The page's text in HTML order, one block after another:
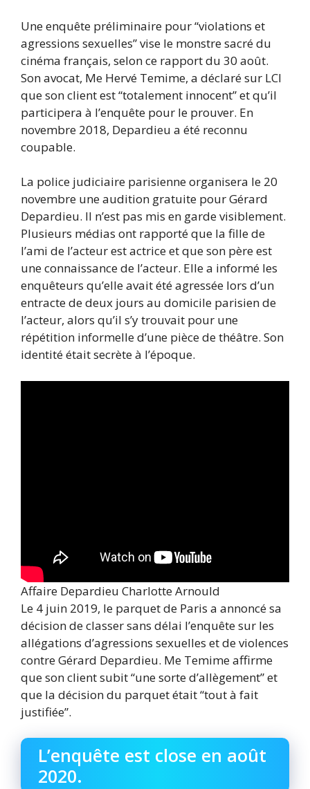
Une enquête préliminaire pour “violations et
agressions sexuelles” vise le monstre sacré du
cinéma français, selon ce rapport du 30 août.
Son avocat, Me Hervé Temime, a déclaré sur LCI
que son client est “totalement innocent” et qu’il
participera à l’enquête pour le prouver. En
novembre 2018, Depardieu a été reconnu
coupable.
La police judiciaire parisienne organisera le 20
novembre une audition gratuite pour Gérard
Depardieu. Il n’est pas mis en garde visiblement.
Plusieurs médias ont rapporté que la fille de
l’ami de l’acteur est actrice et que son père est
une connaissance de l’acteur. Elle a informé les
enquêteurs qu’elle avait été agressée lors d’un
entracte de deux jours au domicile parisien de
l’acteur, alors qu’il s’y trouvait pour une
répétition informelle d’une pièce de théâtre. Son
identité était secrète à l’époque.
Affaire Depardieu Charlotte Arnould
Le 4 juin 2019, le parquet de Paris a annoncé sa
décision de classer sans délai l’enquête sur les
allégations d’agressions sexuelles et de violences
contre Gérard Depardieu. Me Temime affirme
que son client subit “une sorte d’allègement” et
que la décision du parquet était “tout à fait
justifiée”.
L’enquête est close en août
2020.